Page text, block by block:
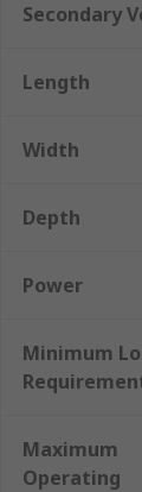
Secondary
Length
Width
Depth
Power
Minimum
Maximum
Operating